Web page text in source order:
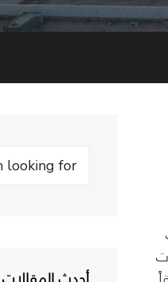
Search